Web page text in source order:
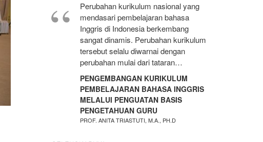
Perubahan kurikulum nasional yang
mendasari pembelajaran bahasa
Inggris di Indonesia berkembang
sangat dinamis. Perubahan kurikulum
tersebut selalu diwarnai dengan
perubahan mulai dari tataran…
PENGEMBANGAN KURIKULUM
PEMBELAJARAN BAHASA INGGRIS
MELALUI PENGUATAN BASIS
PENGETAHUAN GURU
PROF. ANITA TRIASTUTI, M.A., PH.D